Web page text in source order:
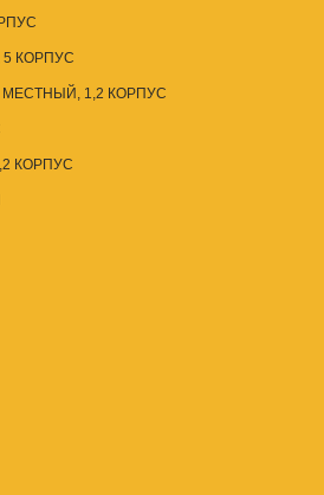
КОРПУС
1,2 КОРПУС
КОРПУС